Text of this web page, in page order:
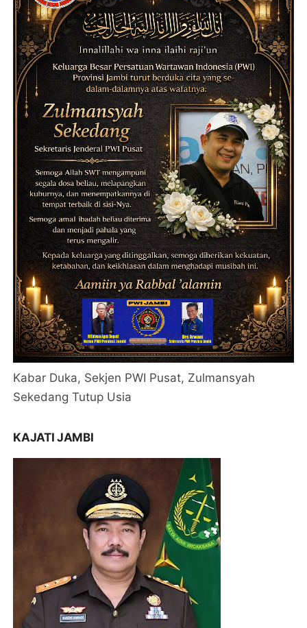
Kabar Duka, Sekjen PWI Pusat, Zulmansyah
Sekedang Tutup Usia
KAJATI JAMBI